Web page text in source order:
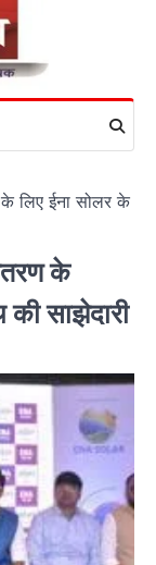
के लिए ईना सोलर के
के
साझेदारी